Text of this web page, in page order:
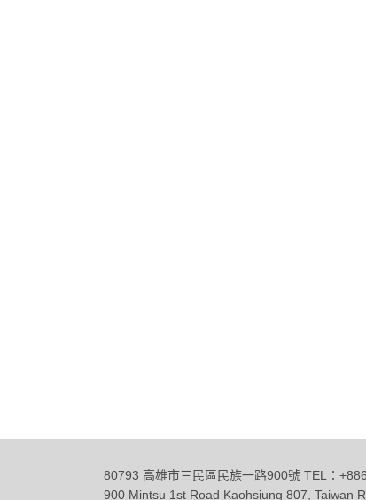
80793 高雄市三民區民族一路900號 TEL：
900 Mintsu 1st Road Kaohsiung 807, Taiwan